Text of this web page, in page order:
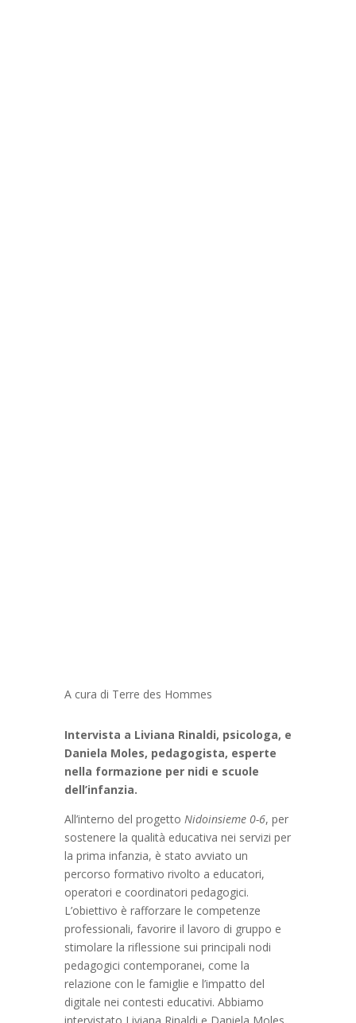
A cura di Terre des Hommes
Intervista a Liviana Rinaldi, psicologa, e
Daniela Moles, pedagogista, esperte
nella formazione per nidi e scuole
dell’infanzia.
All’interno del progetto Nidoinsieme 0-6, per
sostenere la qualità educativa nei servizi per
la prima infanzia, è stato avviato un
percorso formativo rivolto a educatori,
operatori e coordinatori pedagogici.
L’obiettivo è rafforzare le competenze
professionali, favorire il lavoro di gruppo e
stimolare la riflessione sui principali nodi
pedagogici contemporanei, come la
relazione con le famiglie e l’impatto del
digitale nei contesti educativi. Abbiamo